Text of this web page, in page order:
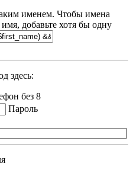
именем. Чтобы имена
добавьте хотя бы одну
здесь:
без 8
Пароль